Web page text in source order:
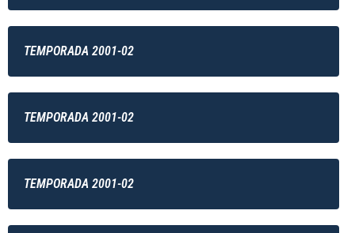
TEMPORADA 2001-02
TEMPORADA 2001-02
TEMPORADA 2001-02